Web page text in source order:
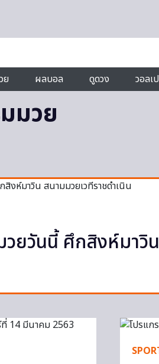
ย ผลบอล ดูดวง วอลเ
มวย
วยวันนี้ ศึกสิงห์มาวิ